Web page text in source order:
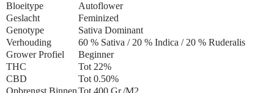
Bloeitype
Autoflower
Geslacht
Feminized
Genotype
Sativa Dominant
Verhouding
60 % Sativa / 20 % Indica / 20 % Ruderalis
Grower Profiel
Beginner
THC
Tot 22%
CBD
Tot 0.50%